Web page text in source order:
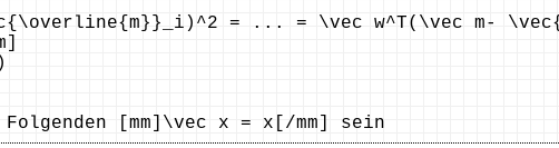
= ... = \vec w^T(\vec m-
[mm]\vec x = x[/mm] sein